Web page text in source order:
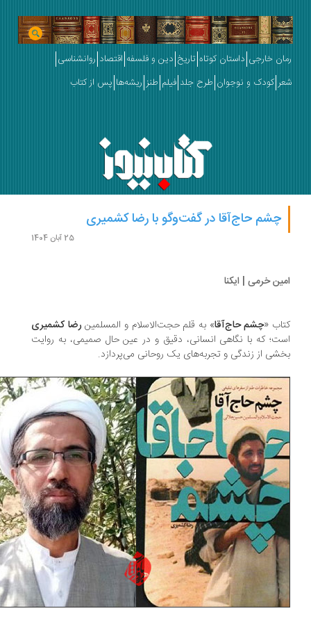
خارجی داستان کوتاه تاریخ دین و فلسفه اقتصاد روانشناسی
کودک و نوجوان طرح جلد فیلم طنز ریشه‌ها پس از کتاب
چشم حاج‌آقا در گفت‌وگو با رضا کشمیری
خرمی | ایکنا
چشم حاج‌آقا» به قلم حجت‌الاسلام و المسلمینرضا کشمیری
که با نگاهی انسانی، دقیق و در عین حال صمیمی، به روایت
از زندگی و تجربه‌های یک روحانی می‌پردازد.